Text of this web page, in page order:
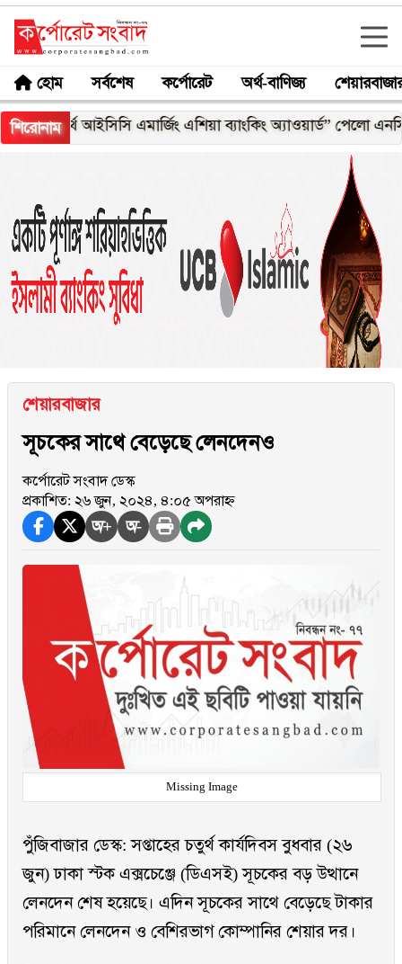
হোম সর্বশেষ কর্পোরেট অর্থ-বাণিজ্য
শিরোনাম
আইসিসি এমার্জিং এশিয়া ব্যাংকিং অ্যাওয়ার্ড” পেলো এনসিসি ব্যাংক
শেয়ারবাজার
সূচকের সাথে বেড়েছে লেনদেনও
কর্পোরেট সংবাদ ডেস্ক
প্রকাশিত: ২৬ জুন, ২০২৪, ৪:০৫ অপরাহ্ন
অ+ অ-
Missing Image
পুঁজিবাজার ডেস্ক: সপ্তাহের চতুর্থ কার্যদিবস বুধবার (২৬
জুন) ঢাকা স্টক এক্সচেঞ্জে (ডিএসই) সূচকের বড় উত্থানে
লেনদেন শেষ হয়েছে। এদিন সূচকের সাথে বেড়েছে টাকার
পরিমানে লেনদেন ও বেশিরভাগ কোম্পানির শেয়ার দর।